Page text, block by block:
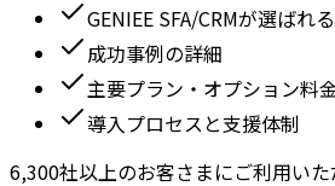
GENIEE SFA/CRMが選ばれ
成功事例の詳細
主要プラン・オプション料
導入プロセスと支援体制
6,300社以上のお客さまにご利用いた